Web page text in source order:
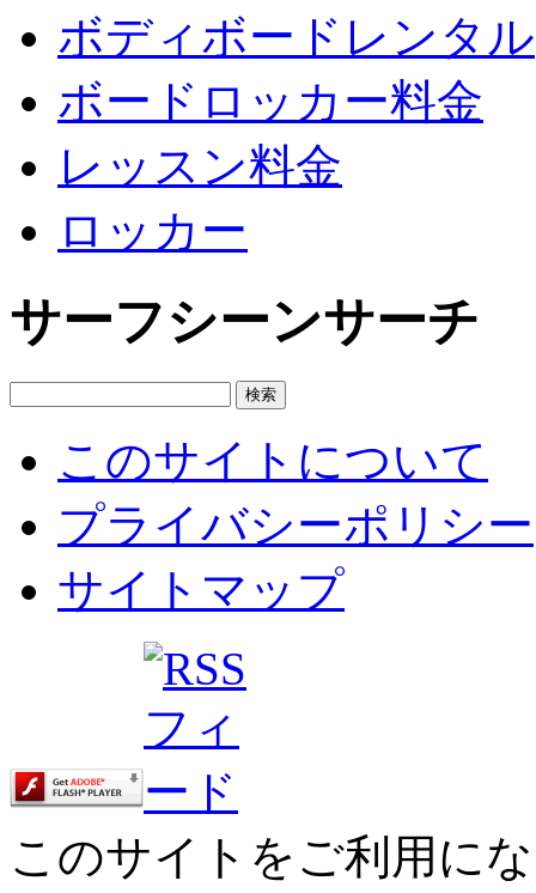
ボディボードレンタル
ボードロッカー料金
レッスン料金
ロッカー
サーフシーンサーチ
このサイトについて
プライバシーポリシー
サイトマップ
このサイトをご利用に